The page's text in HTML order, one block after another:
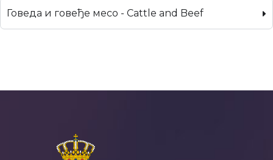
Говеда и говеђе месо - Cattle and Beef